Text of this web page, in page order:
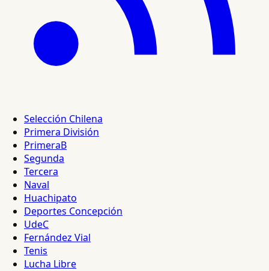
Selección Chilena
Primera División
PrimeraB
Segunda
Tercera
Naval
Huachipato
Deportes Concepción
UdeC
Fernández Vial
Tenis
Lucha Libre